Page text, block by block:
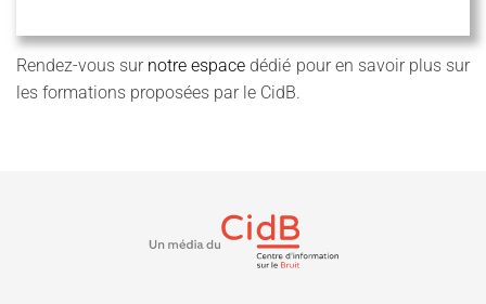
Rendez-vous sur notre espace dédié pour en savoir plus sur
les formations proposées par le CidB.